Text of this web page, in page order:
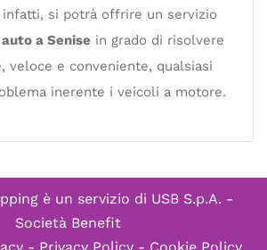
infatti, si potrà offrire un servizio
a Senise in grado di risolvere
veloce e conveniente, qualsiasi
inerente i veicoli a motore.
è un servizio di USB S.p.A. -
Società Benefit